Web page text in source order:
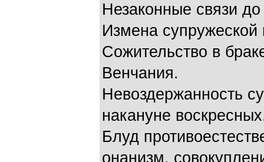
Незаконные связи
Измена супружеской
Сожительство в
Венчания.
Невоздержанность
накануне
Блуд
онанизм,